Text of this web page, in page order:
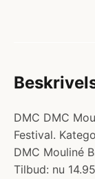
DMC DMC
Festival.
DMC Mouliné
Tilbud: nu